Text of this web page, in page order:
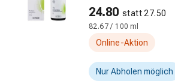
Schlaf
Beruhigung
Stimmungsschwankungen
Schlafstörungen
Rhonchopathie
(Schnarchen)
24.80 statt 27.50
82.67 / 100 ml
Online-Aktion
Nur Abholen möglich